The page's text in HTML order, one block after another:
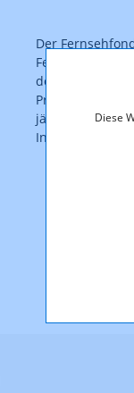
Diese
Der
jährlich von der
Informationen